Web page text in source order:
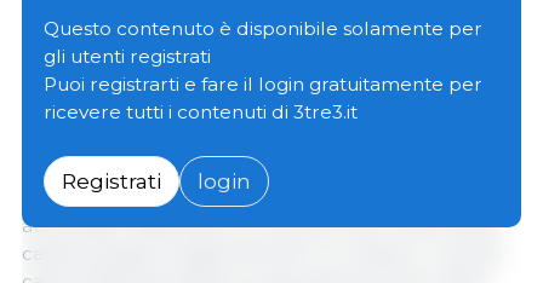
più rispetto ad aprile, stabilendo un nuovo massimo
storico, trainato da un forte aumento dei prezzi
mondiali della carne bovina, che ha più che
compensato le diminuzioni del valori della carne
A maggio, i prezzi della carne di pollame sono
aumentati, riflettendo le continue interruzioni della
catena di approvvigionamento in Ucraina e i recenti
Questo contenuto è disponibile solamente per
gli utenti registrati
Puoi registrarti e fare il login gratuitamente per
ricevere tutti i contenuti di 3tre3.it
Registrati login